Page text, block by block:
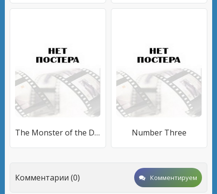
The Monster of the Desert Number Three
Комментарии (0) Комментируем